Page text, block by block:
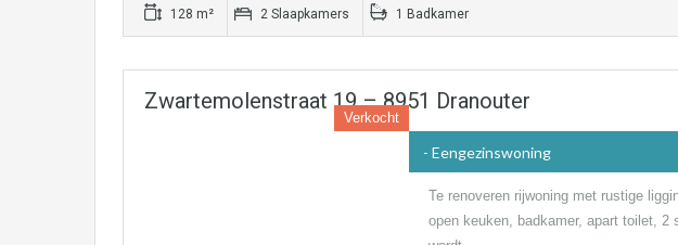
128 m² 2 Slaapkamers 1 Badkamer
Zwartemolenstraat 19 – 8951 Dranouter
Verkocht
- Eengezinswoning
Te renoveren rijwoning met rustige
open keuken, badkamer, apart toilet,